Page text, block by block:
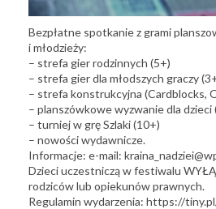
Bezpłatne spotkanie z grami
i młodzieży:
– strefa gier rodzinnych (5+)
– strefa gier dla młodszych graczy
– strefa konstrukcyjna (Cardblocks,
– planszówkowe wyzwanie dla dzieci
– turniej w grę Szlaki (10+)
– nowości wydawnicze.
Informacje: e-mail:
Dzieci uczestniczą w festiwalu
rodziców lub opiekunów prawnych.
Regulamin wydarzenia: https://